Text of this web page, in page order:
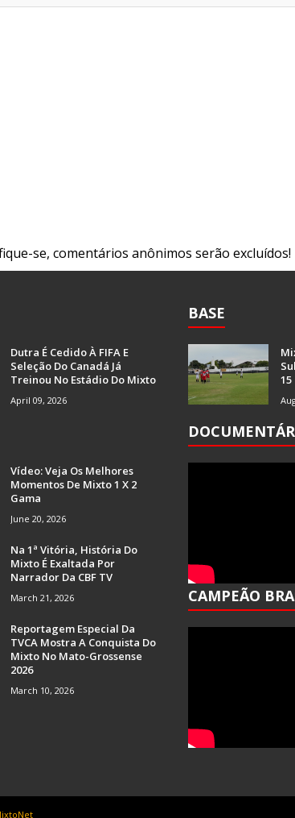
se, comentários anônimos serão excluídos!
Dutra É Cedido À FIFA E
Seleção Do Canadá Já
Treinou No Estádio Do Mixto
April 09, 2026
Vídeo: Veja Os Melhores
Momentos De Mixto 1 X 2
Gama
June 20, 2026
Na 1ª Vitória, História Do
Mixto É Exaltada Por
Narrador Da CBF TV
March 21, 2026
Reportagem Especial Da
TVCA Mostra A Conquista Do
Mixto No Mato-Grossense
2026
March 10, 2026
BASE
15
CAMPEÃO